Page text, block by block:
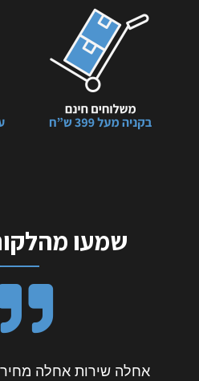
שמעו
חוויית קניה מעולה